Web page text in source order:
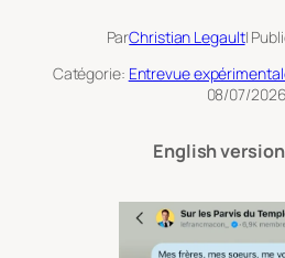
ParChristian Legault|
Catégorie: Entrevue
08/07/2026
English